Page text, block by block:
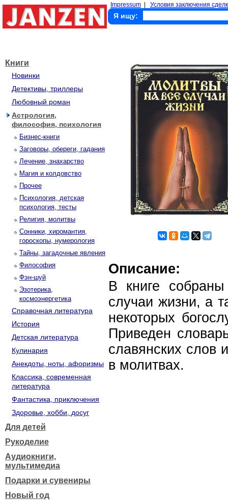
Impressum Условия заключения
Я ищу:
Книги
Новинки
Детективы, триллеры
Любовный роман
Астрология,
философия, психология
Бизнес-книги
Заговоры, обереги, гадания
Лечение, знахарство
Магия и колдовство
Прочее
Психология, детская
психология, тесты
Религия, молитвы
Сонники, хиромантия,
гороскопы, нумерология
Тайны, загадочные явления
Философия
Фэн-шуй
Эзотерика,
космоэнергетика
Справочная литература
История
Детская литература
Кулинария
Анекдоты, ноты, афоризмы
Классика, современная
литература
Фантастика, приключения
Здоровье, хобби, досуг
Для детей
Рукоделие
Аудиокниги,
мультимедиа
Подарки и сувениры
Новый год
Описание:
В книге
случаи жизни, а
некоторых
Приведен
славянских слов
в молитвах.